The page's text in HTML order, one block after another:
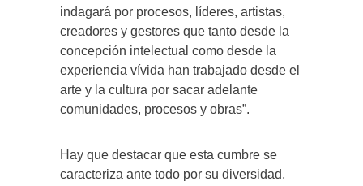
indagará por procesos, líderes, artistas,
creadores y gestores que tanto desde la
concepción intelectual como desde la
experiencia vívida han trabajado desde el
arte y la cultura por sacar adelante
comunidades, procesos y obras”.
Hay que destacar que esta cumbre se
caracteriza ante todo por su diversidad,